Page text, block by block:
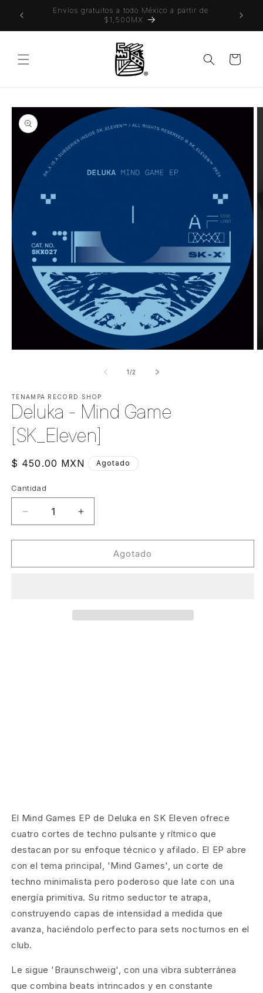
directamenteEnvíos gratuitos a todo México a partir de
$1,500MX
Carrito
directamente
a la
información
del producto
una
ventana
modal
1/de
2
TENAMPA RECORD SHOP
Deluka - Mind Game
[SK_Eleven]
Precio
$ 450.00 MXN Agotado
Cantidad
Cantidad
Reducir
cantidad
para
-
Aumentar
cantidad
para
-
Agotado
El Mind Games EP de Deluka en SK Eleven ofrece
cuatro cortes de techno pulsante y rítmico que
destacan por su enfoque técnico y afilado. El EP abre
con el tema principal, 'Mind Games', un corte de
techno minimalista pero poderoso que late con una
energía primitiva. Su ritmo seductor te atrapa,
construyendo capas de intensidad a medida que
avanza, haciéndolo perfecto para sets nocturnos en el
club.
Le sigue 'Braunschweig', con una vibra subterránea
que combina beats intrincados y en constante